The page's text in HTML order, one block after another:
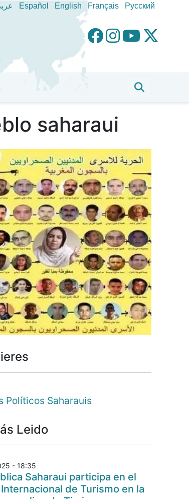
Español English Français Pусский
saharaui
Políticos Saharauis
Leido
- 18:35
Saharaui participa en el
de Turismo en la